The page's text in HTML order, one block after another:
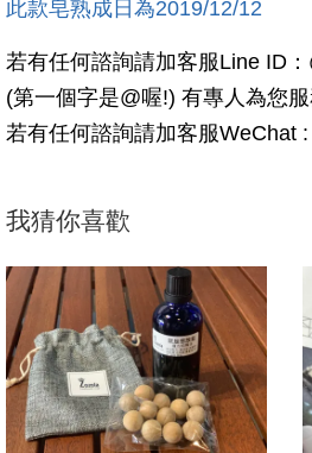
此款皂熟成日為2019/12/12
若有任何諮詢請加客服Line ID
(第一個字是@喔!) 有專人為您
若有任何諮詢請加客服WeChat
我猜你喜歡